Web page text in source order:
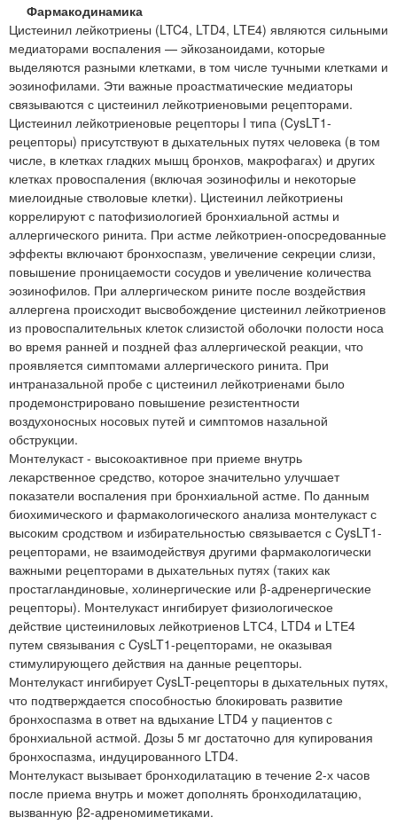
Фармакодинамика
Цистеинил лейкотриены (LTC4, LTD4, LTЕ4) являются сильными
медиаторами воспаления — эйкозаноидами, которые
выделяются разными клетками, в том числе тучными клетками и
эозинофилами. Эти важные проастматические медиаторы
связываются с цистеинил лейкотриеновыми рецепторами.
Цистеинил лейкотриеновые рецепторы I типа (CysLT1-
рецепторы) присутствуют в дыхательных путях человека (в том
числе, в клетках гладких мышц бронхов, макрофагах) и других
клетках провоспаления (включая эозинофилы и некоторые
миелоидные стволовые клетки). Цистеинил лейкотриены
коррелируют с патофизиологией бронхиальной астмы и
аллергического ринита. При астме лейкотриен-опосредованные
эффекты включают бронхоспазм, увеличение секреции слизи,
повышение проницаемости сосудов и увеличение количества
эозинофилов. При аллергическом рините после воздействия
аллергена происходит высвобождение цистеинил лейкотриенов
из провоспалительных клеток слизистой оболочки полости носа
во время ранней и поздней фаз аллергической реакции, что
проявляется симптомами аллергического ринита. При
интраназальной пробе с цистеинил лейкотриенами было
продемонстрировано повышение резистентности
воздухоносных носовых путей и симптомов назальной
обструкции.
Монтелукаст - высокоактивное при приеме внутрь
лекарственное средство, которое значительно улучшает
показатели воспаления при бронхиальной астме. По данным
биохимического и фармакологического анализа монтелукаст с
высоким сродством и избирательностью связывается с CysLT1-
рецепторами, не взаимодействуя другими фармакологически
важными рецепторами в дыхательных путях (таких как
простагландиновые, холинергические или β-адренергические
рецепторы). Монтелукаст ингибирует физиологическое
действие цистеиниловых лейкотриенов LТС4, LTD4 и LТЕ4
путем связывания с CysLT1-рецепторами, не оказывая
стимулирующего действия на данные рецепторы.
Монтелукаст ингибирует CysLT-рецепторы в дыхательных путях,
что подтверждается способностью блокировать развитие
бронхоспазма в ответ на вдыхание LTD4 у пациентов с
бронхиальной астмой. Дозы 5 мг достаточно для купирования
бронхоспазма, индуцированного LTD4.
Монтелукаст вызывает бронходилатацию в течение 2-х часов
после приема внутрь и может дополнять бронходилатацию,
вызванную β2-адреномиметиками.